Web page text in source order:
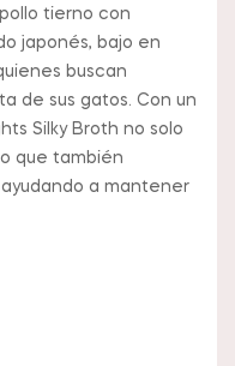
tierno con
japonés, bajo en
buscan
de sus gatos. Con un
Silky Broth no solo
que también
a mantener